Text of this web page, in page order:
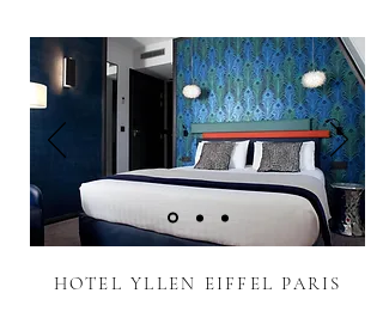
HOTEL YLLEN EIFFEL PARIS